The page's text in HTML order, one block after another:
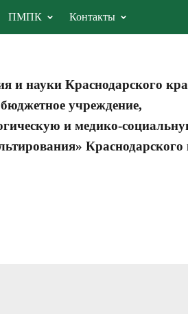
ПМПК Контакты
и науки Краснодарского
бюджетное учреждение,
и медико-
Краснодарского